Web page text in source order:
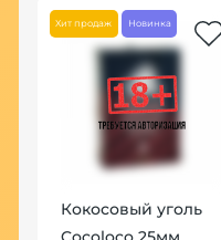
Хит продаж Новинка
Кокосовый уголь